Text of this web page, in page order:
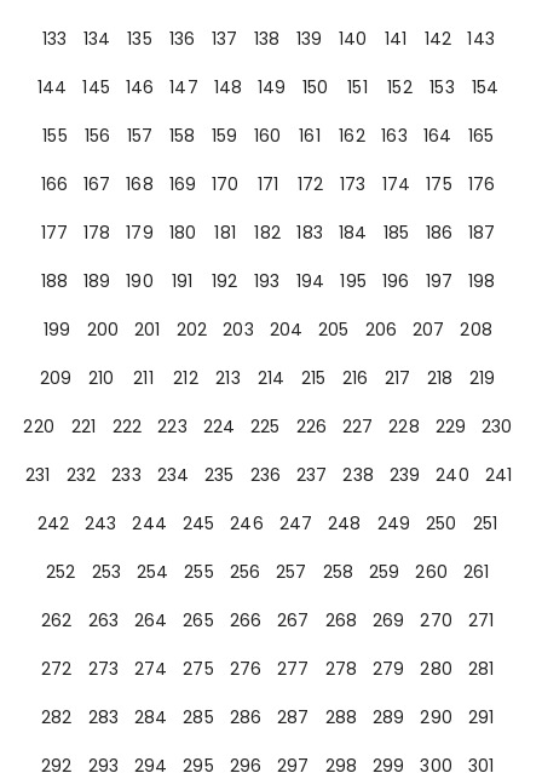
133
134 135 136 137 138 139 140 141 142
143
144
145 146 147 148 149 150 151 152 153
154
155
156 157 158 159 160 161 162 163 164
165
166
167 168 169 170 171 172 173 174 175
176
177
178 179 180 181 182 183 184 185 186
187
188
189 190 191 192 193 194 195 196 197
198
199
200 201 202 203 204 205 206 207
208
209
210 211 212 213 214 215 216 217 218
219
220
221 222 223 224 225 226 227 228 229
230
231
232 233 234 235 236 237 238 239 240
241
242
243 244 245 246 247 248 249 250
251
252
253 254 255 256 257 258 259 260
261
262
263 264 265 266 267 268 269 270
271
272
273 274 275 276 277 278 279 280
281
282
283 284 285 286 287 288 289 290
291
292
293 294 295 296 297 298 299 300 301